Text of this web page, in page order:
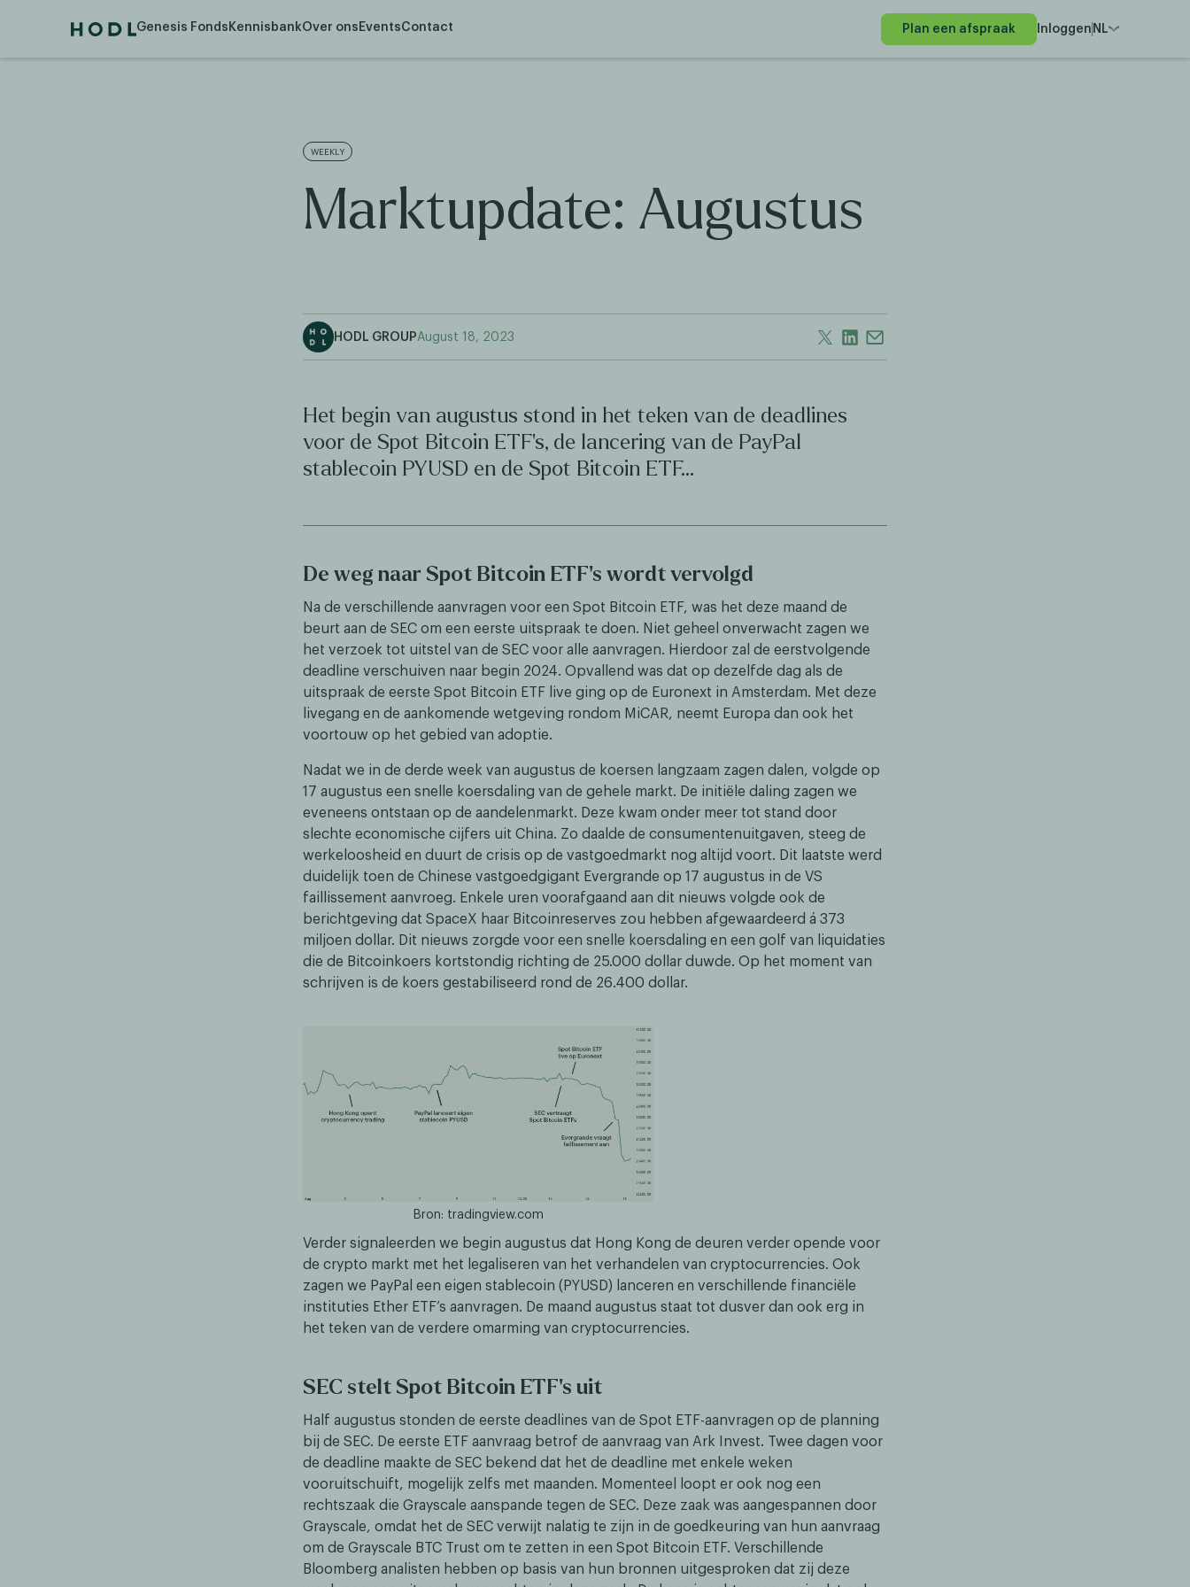
Genesis Fonds KennisbankOver ons EventsContact Plan een afspraak Inloggen NL
WEEKLY
Marktupdate: Augustus
HODL GROUPAugust 18, 2023
Het begin van augustus stond in het teken van de deadlines
voor de Spot Bitcoin ETF's, de lancering van de PayPal
stablecoin PYUSD en de Spot Bitcoin ETF…
De weg naar Spot Bitcoin ETF’s wordt vervolgd
Na de verschillende aanvragen voor een Spot Bitcoin ETF, was het deze maand de
beurt aan de SEC om een eerste uitspraak te doen. Niet geheel onverwacht zagen we
het verzoek tot uitstel van de SEC voor alle aanvragen. Hierdoor zal de eerstvolgende
deadline verschuiven naar begin 2024. Opvallend was dat op dezelfde dag als de
uitspraak de eerste Spot Bitcoin ETF live ging op de Euronext in Amsterdam. Met deze
livegang en de aankomende wetgeving rondom MiCAR, neemt Europa dan ook het
voortouw op het gebied van adoptie.
Nadat we in de derde week van augustus de koersen langzaam zagen dalen, volgde op
17 augustus een snelle koersdaling van de gehele markt. De initiële daling zagen we
eveneens ontstaan op de aandelenmarkt. Deze kwam onder meer tot stand door
slechte economische cijfers uit China. Zo daalde de consumentenuitgaven, steeg de
werkeloosheid en duurt de crisis op de vastgoedmarkt nog altijd voort. Dit laatste werd
duidelijk toen de Chinese vastgoedgigant Evergrande op 17 augustus in de VS
faillissement aanvroeg. Enkele uren voorafgaand aan dit nieuws volgde ook de
berichtgeving dat SpaceX haar Bitcoinreserves zou hebben afgewaardeerd á 373
miljoen dollar. Dit nieuws zorgde voor een snelle koersdaling en een golf van liquidaties
die de Bitcoinkoers kortstondig richting de 25.000 dollar duwde. Op het moment van
schrijven is de koers gestabiliseerd rond de 26.400 dollar.
Bron: tradingview.com
Verder signaleerden we begin augustus dat Hong Kong de deuren verder opende voor
de crypto markt met het legaliseren van het verhandelen van cryptocurrencies. Ook
zagen we PayPal een eigen stablecoin (PYUSD) lanceren en verschillende financiële
instituties Ether ETF’s aanvragen. De maand augustus staat tot dusver dan ook erg in
het teken van de verdere omarming van cryptocurrencies.
SEC stelt Spot Bitcoin ETF’s uit
Half augustus stonden de eerste deadlines van de Spot ETF-aanvragen op de planning
bij de SEC. De eerste ETF aanvraag betrof de aanvraag van Ark Invest. Twee dagen voor
de deadline maakte de SEC bekend dat het de deadline met enkele weken
vooruitschuift, mogelijk zelfs met maanden. Momenteel loopt er ook nog een
rechtszaak die Grayscale aanspande tegen de SEC. Deze zaak was aangespannen door
Grayscale, omdat het de SEC verwijt nalatig te zijn in de goedkeuring van hun aanvraag
om de Grayscale BTC Trust om te zetten in een Spot Bitcoin ETF. Verschillende
Bloomberg analisten hebben op basis van hun bronnen uitgesproken dat zij deze